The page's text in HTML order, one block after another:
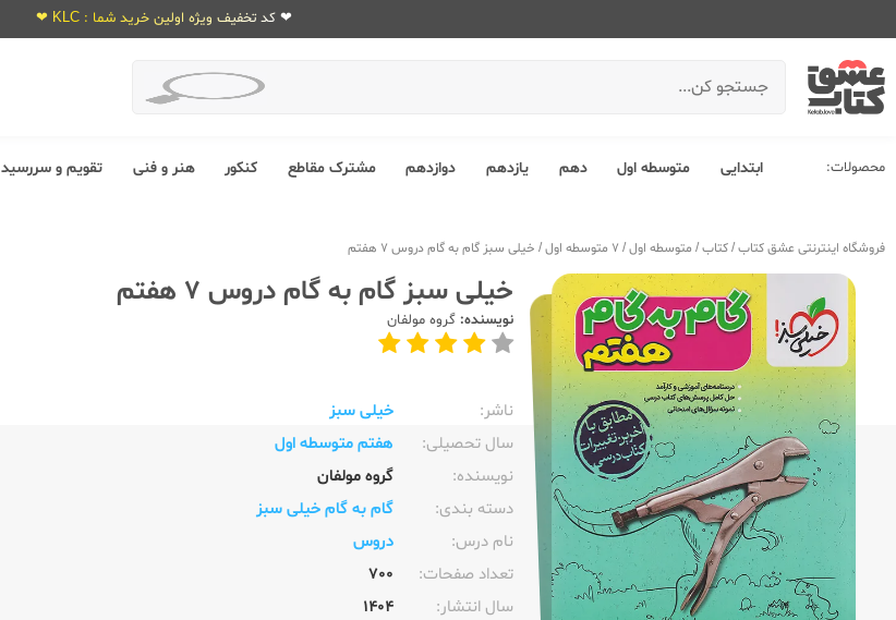
❤ کد تخفیف ویژه اولین خرید شما : KLC ❤
محصولات: ابتدایی متوسطه اول دهم یازدهم دوازدهم مشترک مقاطع کنکور هنر و فنی تقویم و سررسید
فروشگاه اینترنتی عشق کتاب/کتاب/ متوسطه اول/ 7 متوسطه اول / خیلی سبز گام به گام دروس 7 هفتم
خیلی سبز گام به گام دروس 7 هفتم
نویسنده: گروه مولفان
ناشر:‌
خیلی سبز
سال تحصیلی:‌
هفتم متوسطه اول
نویسنده:‌
گروه مولفان
دسته بندی:
گام به گام خیلی سبز
نام درس:
دروس
تعداد صفحات:‌
700
سال انتشار:‌
1404